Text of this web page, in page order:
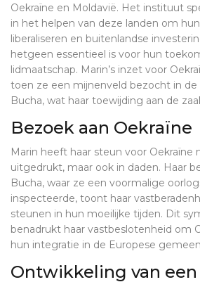
Oekraïne en Moldavië. Het instituut
in het helpen van deze landen om
liberaliseren en buitenlandse
hetgeen essentieel is voor hun
lidmaatschap. Marin’s inzet voor
toen ze een mijnenveld bezocht in de
Bucha, wat haar toewijding aan de
Bezoek aan Oekraïne
Marin heeft haar steun voor Oekraïne
uitgedrukt, maar ook in daden. Haar
Bucha, waar ze een voormalige
inspecteerde, toont haar
steunen in hun moeilijke tijden. Dit
benadrukt haar vastbeslotenheid om
hun integratie in de Europese
Ontwikkeling van een